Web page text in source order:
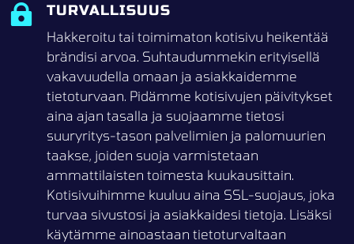
 TURVALLISUUS
Hakkeroitu tai toimimaton kotisivu heikentää
brändisi arvoa. Suhtaudummekin erityisellä
vakavuudella omaan ja asiakkaidemme
tietoturvaan. Pidämme kotisivujen päivitykset
aina ajan tasalla ja suojaamme tietosi
suuryritys-tason palvelimien ja palomuurien
taakse, joiden suoja varmistetaan
ammattilaisten toimesta kuukausittain.
Kotisivuihimme kuuluu aina SSL-suojaus, joka
turvaa sivustosi ja asiakkaidesi tietoja. Lisäksi
käytämme ainoastaan tietoturvaltaan